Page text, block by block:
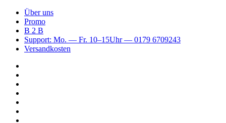
Über uns
Promo
B 2 B
Support: Mo. — Fr. 10–15Uhr — 0179 6709243
Versandkosten